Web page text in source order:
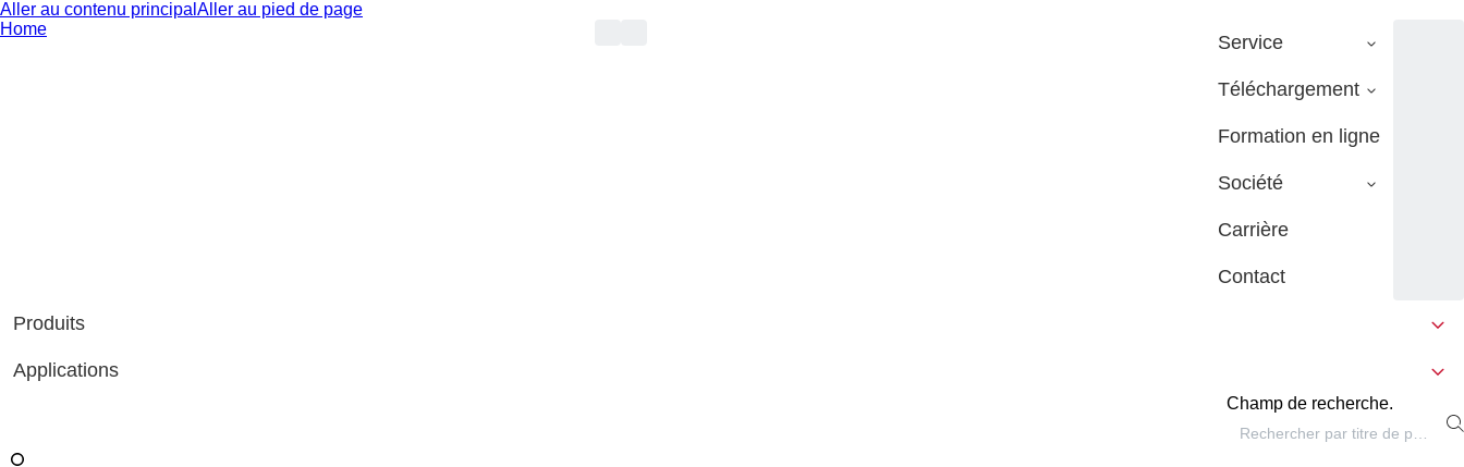
Aller au contenu principal Aller au pied de page
Home
Service
Téléchargement
Formation en ligne
Société
Carrière
Contact
Produits
Applications
Champ de recherche.